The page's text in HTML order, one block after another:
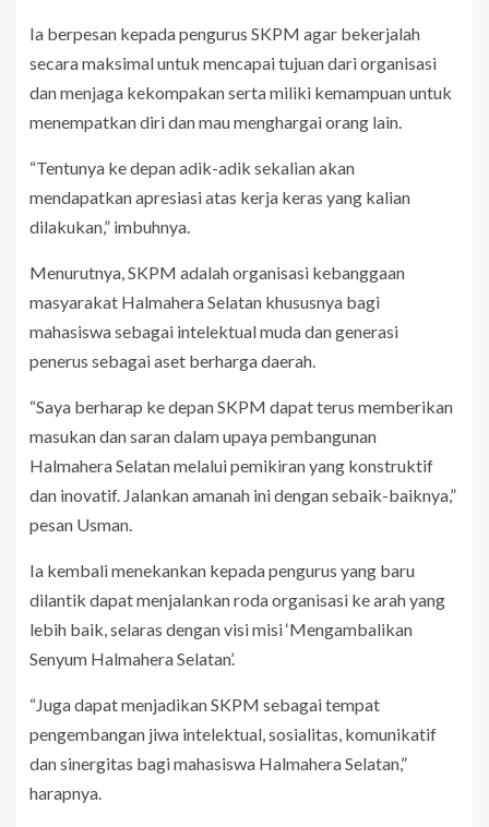
Ia berpesan kepada pengurus SKPM agar bekerjalah
secara maksimal untuk mencapai tujuan dari organisasi
dan menjaga kekompakan serta miliki kemampuan untuk
menempatkan diri dan mau menghargai orang lain.
“Tentunya ke depan adik-adik sekalian akan
mendapatkan apresiasi atas kerja keras yang kalian
dilakukan,” imbuhnya.
Menurutnya, SKPM adalah organisasi kebanggaan
masyarakat Halmahera Selatan khususnya bagi
mahasiswa sebagai intelektual muda dan generasi
penerus sebagai aset berharga daerah.
“Saya berharap ke depan SKPM dapat terus memberikan
masukan dan saran dalam upaya pembangunan
Halmahera Selatan melalui pemikiran yang konstruktif
dan inovatif. Jalankan amanah ini dengan sebaik-baiknya,”
pesan Usman.
Ia kembali menekankan kepada pengurus yang baru
dilantik dapat menjalankan roda organisasi ke arah yang
lebih baik, selaras dengan visi misi ‘Mengambalikan
Senyum Halmahera Selatan’.
“Juga dapat menjadikan SKPM sebagai tempat
pengembangan jiwa intelektual, sosialitas, komunikatif
dan sinergitas bagi mahasiswa Halmahera Selatan,”
harapnya.